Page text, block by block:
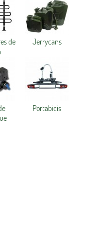
de
Jerrycans
Portabicis